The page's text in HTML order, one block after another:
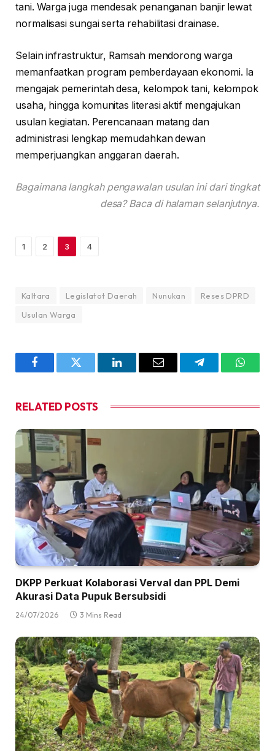
tani. Warga juga mendesak penanganan banjir lewat
normalisasi sungai serta rehabilitasi drainase.
Selain infrastruktur, Ramsah mendorong warga
memanfaatkan program pemberdayaan ekonomi. Ia
mengajak pemerintah desa, kelompok tani, kelompok
usaha, hingga komunitas literasi aktif mengajukan
usulan kegiatan. Perencanaan matang dan
administrasi lengkap memudahkan dewan
memperjuangkan anggaran daerah.
Bagaimana langkah pengawalan usulan ini dari tingkat
desa? Baca di halaman selanjutnya.
1 2 3 4
Kaltara Legislatot Daerah Nunukan
Reses DPRD
Usulan Warga
FacebookTwitter LinkedInEmail Telegram
RELATED POSTS
DKPP Perkuat Kolaborasi Verval dan PPL Demi
Akurasi Data Pupuk Bersubsidi
24/07/2026 3 Mins Read